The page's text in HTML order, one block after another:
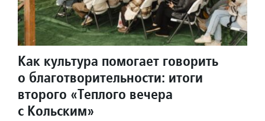
Как культура помогает говорить
о благотворительности: итоги
второго «Теплого вечера
с Кольским»